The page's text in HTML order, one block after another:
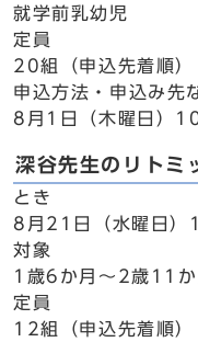
就学前乳幼児
定員
20組（申込先着順）
申込方法・申込み先
8月1日（木曜日）
深谷先生のリトミ
とき
8月21日（水曜日
対象
1歳6か月～2歳11か
定員
12組（申込先着順）